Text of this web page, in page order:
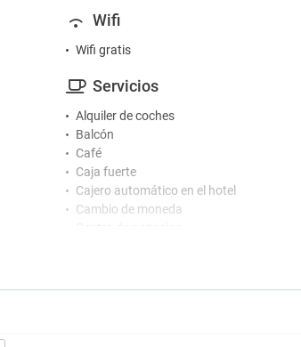
Wifi
Wifi gratis
Servicios
Alquiler de coches
Balcón
Café
Caja fuerte
Cajero automático en el hotel
Cambio de moneda